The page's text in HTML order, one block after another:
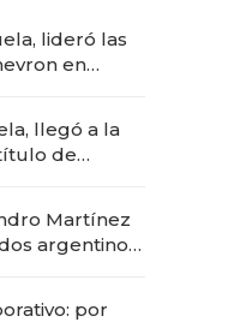
lideró las
en
llegó a la
de
Martínez
argentinos
por